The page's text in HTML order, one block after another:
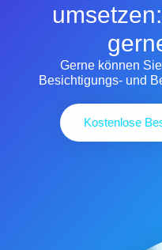
Gerne können
Besichtigungs- und
Kostenlose